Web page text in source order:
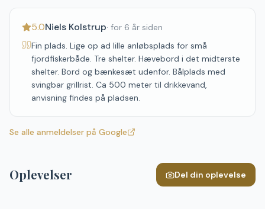
5.0Niels Kolstrup· for 6 år siden
Fin plads. Lige op ad lille anløbsplads for små
fjordfiskerbåde. Tre shelter. Hævebord i det midterste
shelter. Bord og bænkesæt udenfor. Bålplads med
svingbar grillrist. Ca 500 meter til drikkevand,
anvisning findes på pladsen.
Se alle anmeldelser på Google
Oplevelser Del din oplevelse